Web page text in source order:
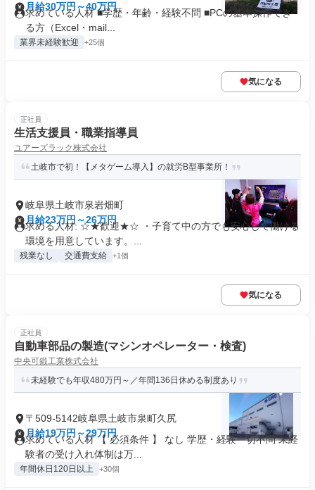
月給30万円～40万円
求めている人材 ■学歴・年齢・経験不問 ■PCの基本操作でき
る方（Excel・mail...
業界未経験歓迎 +25個
気になる
正社員
生活支援員・職業指導員
ユアーズラック株式会社
土岐市で初！【メタゲーム導入】の就労B型事業所！
岐阜県土岐市泉岩畑町
月給23万円～26万円
求める人材: ☆★歓迎★☆ ・子育て中の方でも安心して働ける
環境を用意しています。...
残業なし 交通費支給 +1個
気になる
正社員
自動車部品の製造(マシンオペレーター・検査)
中央可鍛工業株式会社
未経験でも年収480万円～／年間136日休める制度あり
〒509-5142岐阜県土岐市泉町久尻
月給19万円～29万円
求めている人材 【 必須条件 】 なし 学歴・経験一切不問 未経
験者の受け入れ体制は万...
年間休日120日以上 +30個